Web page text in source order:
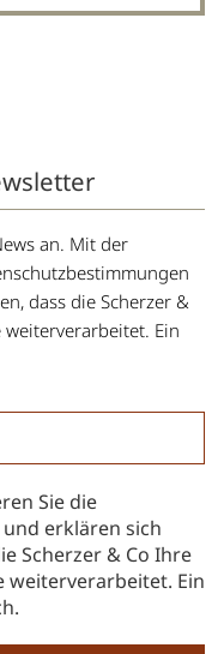
an. Mit der
dass die Scherzer &
Ein
Sie die
erklären sich
Scherzer & Co Ihre
weiterverarbeitet. Ein